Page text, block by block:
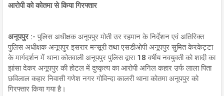
आरोपी को कोतमा से किया गिरफ्तार
अनूपपुर :- पुलिस अधीक्षक अनूपपुर मोती उर रहमान के निर्देशन एवं अतिरिक्त
पुलिस अधीक्षक अनूपपुर इसरार मन्सूरी तथा एसडीओपी अनूपपुर सुमित केरकेट्टा
के मार्गदर्शन में थाना कोतवाली अनूपपुर पुलिस द्वारा 18 वर्षीय नवयुवती को शादी का
झांसा देकर अनूपपुर की होटल में दुष्कृत्य का आरोपी अनिल कहार उर्फ लाला पिता
छविलाल कहार निवासी गणेश नगर गोविन्दा कालरी थाना कोतमा अनूपपुर को
गिरफ्तार किया गया है।